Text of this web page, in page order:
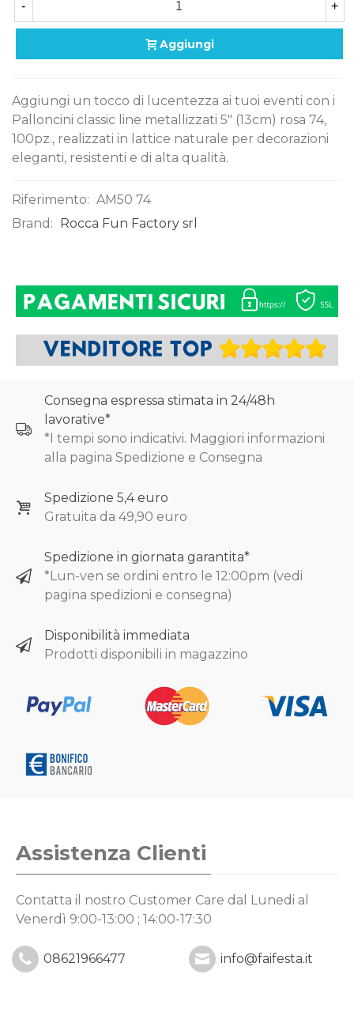
- +
Aggiungi
Aggiungi un tocco di lucentezza ai tuoi eventi con i
Palloncini classic line metallizzati 5" (13cm) rosa 74,
100pz., realizzati in lattice naturale per decorazioni
eleganti, resistenti e di alta qualità.
Riferimento: AM50 74
Brand:
Rocca Fun Factory srl
Consegna espressa stimata in 24/48h
lavorative*
*I tempi sono indicativi. Maggiori informazioni
alla pagina Spedizione e Consegna
Spedizione 5,4 euro
Gratuita da 49,90 euro
Spedizione in giornata garantita*
*Lun-ven se ordini entro le 12:00pm (vedi
pagina spedizioni e consegna)
Disponibilità immediata
Prodotti disponibili in magazzino
Assistenza Clienti
Contatta il nostro Customer Care dal Lunedi al
Venerdì 9:00-13:00 ; 14:00-17:30
08621966477 info@faifesta.it